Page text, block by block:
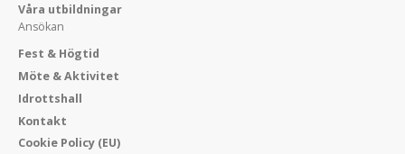
Våra utbildningar
Ansökan
Fest & Högtid
Möte & Aktivitet
Idrottshall
Kontakt
Cookie Policy (EU)